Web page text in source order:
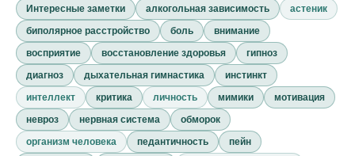
Интересные заметки алкогольная зависимость
астеник
биполярное расстройство
боль
внимание
восприятие
восстановление здоровья
гипноз
диагноз
дыхательная гимнастика
инстинкт
интеллект
критика личность мимики
мотивация
невроз
нервная система
обморок
организм человека
педантичность
пейн